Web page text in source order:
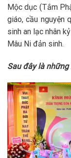
Mộc dục (Tắm
giáo, cầu nguyện
sinh an lạc nhân
Mâu Ni đản sinh.
Sau đây là